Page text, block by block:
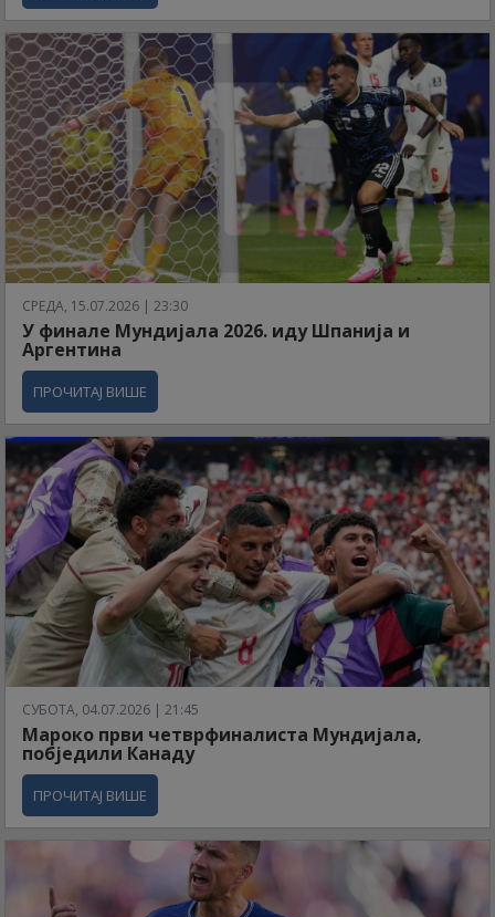
СРЕДА, 15.07.2026 | 23:30
У финале Мундијала 2026. иду Шпанија и
Аргентина
ПРОЧИТАЈ ВИШЕ
СУБОТА, 04.07.2026 | 21:45
Мароко први четврфиналиста Мундијала,
побједили Канаду
ПРОЧИТАЈ ВИШЕ